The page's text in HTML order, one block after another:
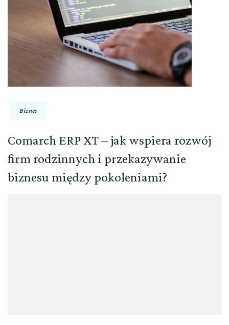
Biznes
Comarch ERP XT – jak wspiera rozwój
firm rodzinnych i przekazywanie
biznesu między pokoleniami?